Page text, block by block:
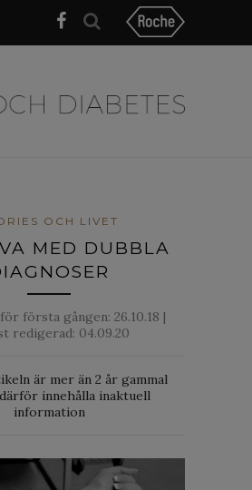
OCH LIVET
MED DUBBLA
första gången: 26.10.18 |
redigerad: 04.09.20
är mer än 2 år gammal
innehålla inaktuell
information